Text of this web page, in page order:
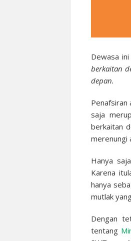
Dewasa
berkaitan
depan.
Penafsiran
saja
berkaitan
merenungi
Hanya
Karena
hanya
mutlak
Dengan
tentang